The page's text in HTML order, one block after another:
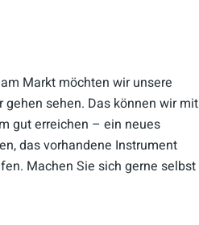
Markt möchten wir unsere
sehen. Das können wir mit
gut erreichen – ein neues
das vorhandene Instrument
Machen Sie sich gerne selbst